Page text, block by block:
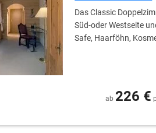
Das Classic
Süd-oder Westseite
Safe, Haarföhn,
ab 226 €